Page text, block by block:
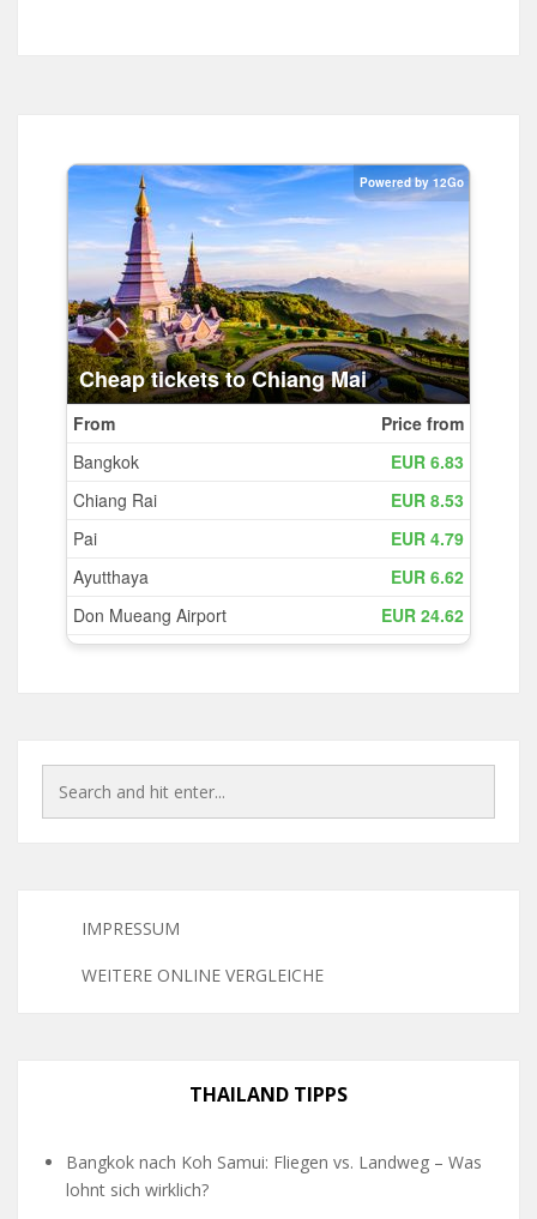
IMPRESSUM
WEITERE ONLINE VERGLEICHE
THAILAND TIPPS
Bangkok nach Koh Samui: Fliegen vs. Landweg – Was
lohnt sich wirklich?